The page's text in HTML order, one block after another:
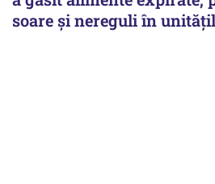
soare și nereguli în